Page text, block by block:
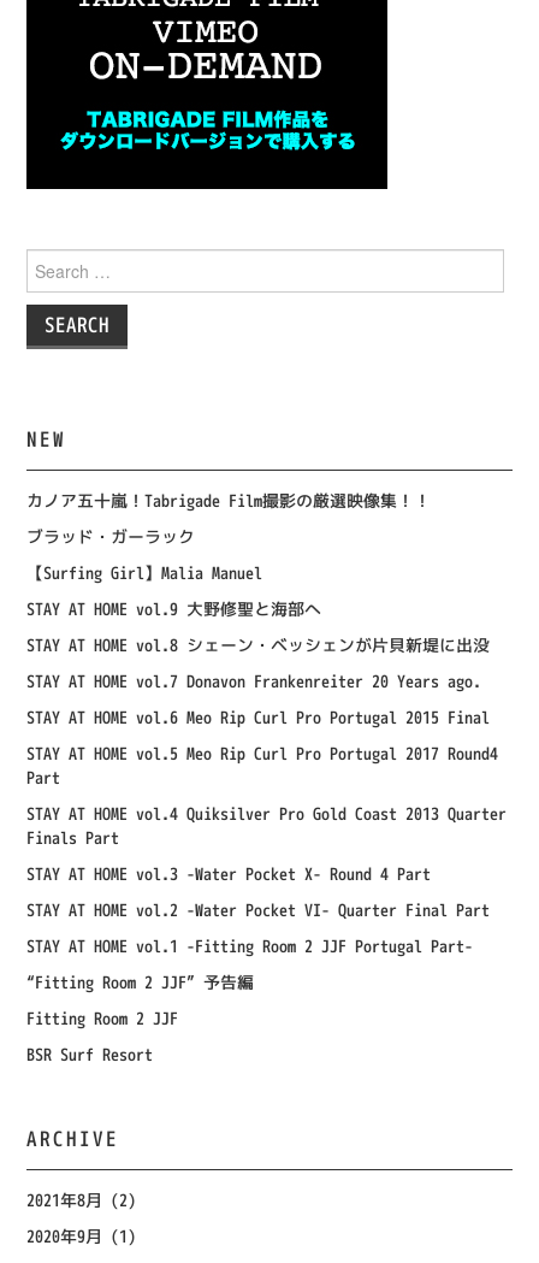
for:
NEW
カノア五十嵐！Tabrigade Film撮影の厳選映像集！！
ブラッド・ガーラック
【Surfing Girl】Malia Manuel
STAY AT HOME vol.9 大野修聖と海部へ
STAY AT HOME vol.8 シェーン・ベッシェンが片貝新堤に出没
STAY AT HOME vol.7 Donavon Frankenreiter 20 Years ago.
STAY AT HOME vol.6 Meo Rip Curl Pro Portugal 2015 Final
STAY AT HOME vol.5 Meo Rip Curl Pro Portugal 2017 Round4
Part
STAY AT HOME vol.4 Quiksilver Pro Gold Coast 2013 Quarter
Finals Part
STAY AT HOME vol.3 -Water Pocket X- Round 4 Part
STAY AT HOME vol.2 -Water Pocket VI- Quarter Final Part
STAY AT HOME vol.1 -Fitting Room 2 JJF Portugal Part-
“Fitting Room 2 JJF” 予告編
Fitting Room 2 JJF
BSR Surf Resort
ARCHIVE
2021年8月 (2)
2020年9月 (1)